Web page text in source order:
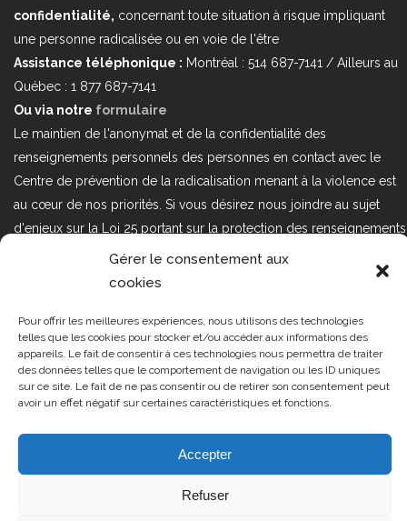
Gérer le consentement aux
cookies
Pour offrir les meilleures expériences, nous utilisons des technologies
telles que les cookies pour stocker et/ou accéder aux informations des
appareils. Le fait de consentir à ces technologies nous permettra de traiter
des données telles que le comportement de navigation ou les ID uniques
sur ce site. Le fait de ne pas consentir ou de retirer son consentement peut
avoir un effet négatif sur certaines caractéristiques et fonctions.
Accepter
Refuser
confidentialité, concernant toute situation à risque impliquant
une personne radicalisée ou en voie de l'être
Assistance téléphonique : Montréal : 514 687-7141 / Ailleurs au
Québec : 1 877 687-7141
Ou via notre formulaire
Le maintien de l'anonymat et de la confidentialité des
renseignements personnels des personnes en contact avec le
Centre de prévention de la radicalisation menant à la violence est
au cœur de nos priorités. Si vous désirez nous joindre au sujet
d'enjeux sur la Loi 25 portant sur la protection des renseignements
personnels dans le secteur privé, veuillez communiquer avec
nous à l'adresse courriel suivant : loi25@cprmv.org Pour en savoir
Tous droits réservés @2019 CPRMV
| Centre de prévention de la
radicalisation menant à la violence
(CPRMV)